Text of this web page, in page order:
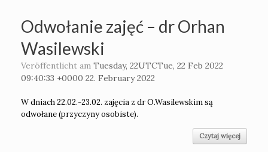
Odwołanie zajęć – dr Orhan
Wasilewski
Veröffentlicht am Tuesday, 22UTCTue, 22 Feb 2022
09:40:33 +0000 22. February 2022
W dniach 22.02.-23.02. zajęcia z dr O.Wasilewskim są
odwołane (przyczyny osobiste).
Czytaj więcej